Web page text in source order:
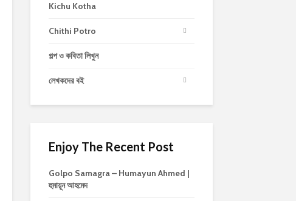
Kichu Kotha
Chithi Potro
গল্প ও কবিতা লিখুন
লেখকদের বই
Enjoy The Recent Post
Golpo Samagra – Humayun Ahmed |
হুমায়ূন আহমেদ